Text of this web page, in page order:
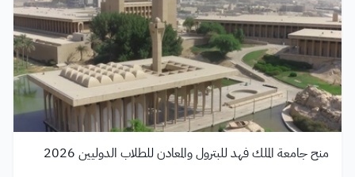
منح جامعة الملك فهد للبترول والمعادن للطلاب الدوليين 2026